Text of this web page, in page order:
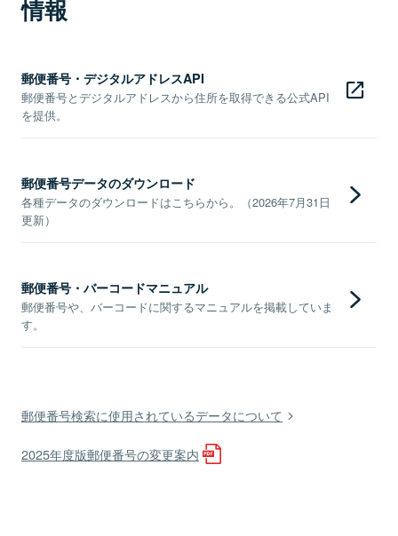
情報
郵便番号・デジタルアドレスAPI
郵便番号とデジタルアドレスから住所を取得できる公式API
を提供。
郵便番号データのダウンロード
各種データのダウンロードはこちらから。（2026年7月31日
更新）
郵便番号・バーコードマニュアル
郵便番号や、バーコードに関するマニュアルを掲載していま
す。
郵便番号検索に使用されているデータについて
2025年度版郵便番号の変更案内